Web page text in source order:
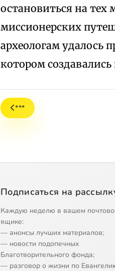
остановиться на тех
миссионерских
археологам удалось
котором
***
Подписаться на
Каждую неделю в вашем
ящике:
— анонсы лучших материалов;
— новости подопечных
Благотворительного фонда;
— разговор о жизни по